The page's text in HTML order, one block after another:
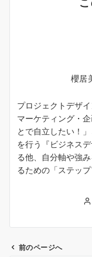
櫻居
プロジェクトデザ
マーケティング・
とで自立したい！
を行う『ビジネス
る他、自分軸や強
るための「ステッ
前のページへ